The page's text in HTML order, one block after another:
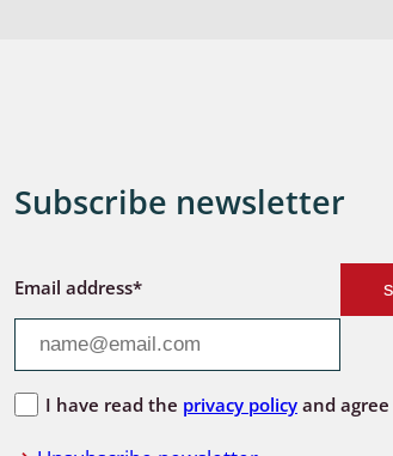
Subscribe newsletter
Email address*
I have read the privacy policy and